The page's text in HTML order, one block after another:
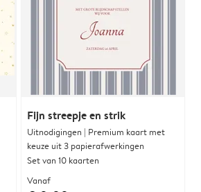
Fijn streepje en strik
Uitnodigingen | Premium kaart met
keuze uit 3 papierafwerkingen
Set van 10 kaarten
Vanaf